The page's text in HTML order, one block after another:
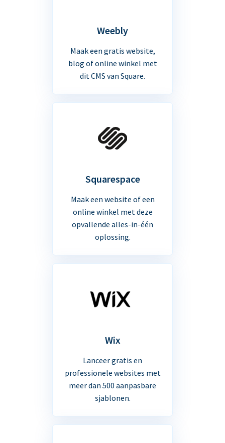
Weebly
Maak een gratis website,
blog of online winkel met
dit CMS van Square.
Squarespace
Maak een website of een
online winkel met deze
opvallende alles-in-één
oplossing.
Wix
Lanceer gratis en
professionele websites met
meer dan 500 aanpasbare
sjablonen.